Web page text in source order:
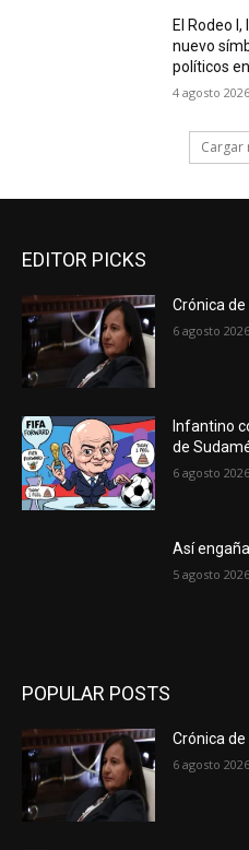
El Rodeo
nuevo
políticos
4 agosto 2026
Cargar
EDITOR PICKS
Crónica
6 agosto 2026
Infantino
de
6 agosto 2026
Así
5 agosto 2026
POPULAR POSTS
Crónica
6 agosto 2026